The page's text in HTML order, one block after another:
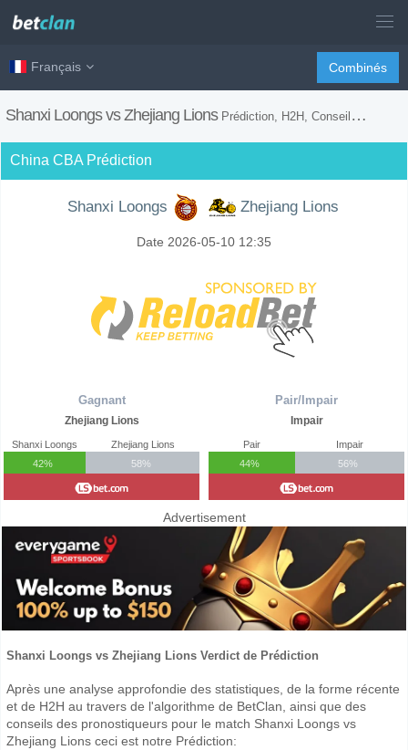
Français Combinés
Shanxi Loongs vs Zhejiang Lions Prédiction, H2H, Conseils de Paris et Prévision du Match
China CBA Prédiction
Shanxi Loongs Zhejiang Lions
Date 2026-05-10 12:35
Gagnant
Zhejiang Lions
Shanxi Loongs
42%
Zhejiang Lions
58%
Pair/Impair
Impair
Pair
44%
Impair
56%
Advertisement
Shanxi Loongs vs Zhejiang Lions Verdict de Prédiction
Après une analyse approfondie des statistiques, de la forme récente
et de H2H au travers de l'algorithme de BetClan, ainsi que des
conseils des pronostiqueurs pour le match Shanxi Loongs vs
Zhejiang Lions ceci est notre Prédiction: